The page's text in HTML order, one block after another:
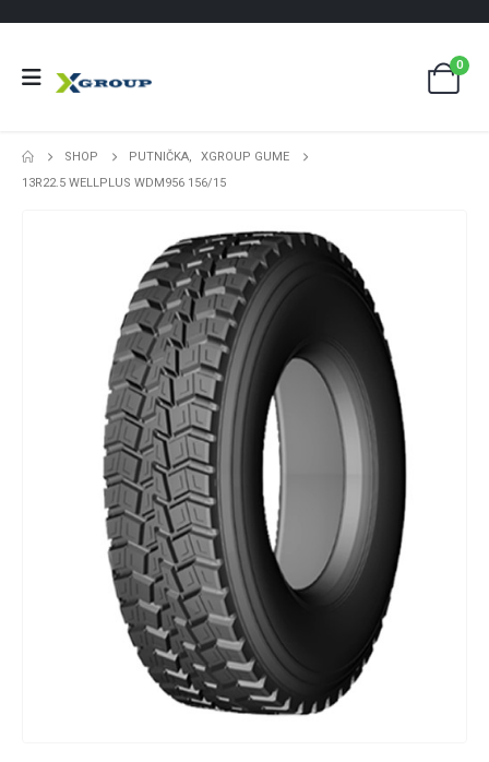
0
SHOP PUTNIČKA,
XGROUP GUME
13R22.5 WELLPLUS WDM956 156/15